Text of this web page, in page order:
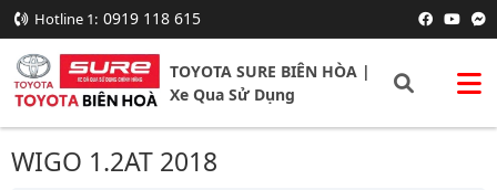
Hotline 1: 0919 118 615
TOYOTA SURE BIÊN HÒA |
Xe Qua Sử Dụng
WIGO 1.2AT 2018